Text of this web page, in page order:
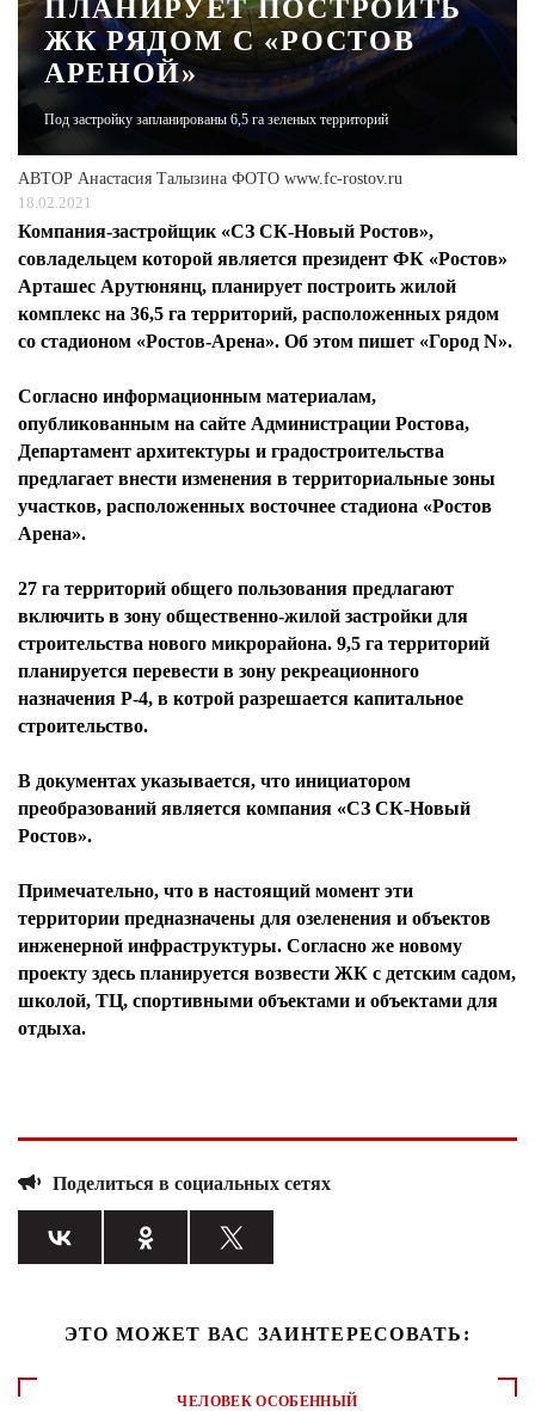
ЖУРНАЛ
ПЛАНИРУЕТ ПОСТРОИТЬ
ЖК РЯДОМ С «РОСТОВ
АРЕНОЙ»
Под застройку запланированы 6,5 га зеленых территорий
АВТОР Анастасия Талызина ФОТО www.fc-rostov.ru
18.02.2021
Компания-застройщик «СЗ СК-Новый Ростов»,
совладельцем которой является президент ФК «Ростов»
Арташес Арутюнянц, планирует построить жилой
комплекс на 36,5 га территорий, расположенных рядом
со стадионом «Ростов-Арена». Об этом пишет «Город N».
Согласно информационным материалам,
опубликованным на сайте Администрации Ростова,
Департамент архитектуры и градостроительства
предлагает внести изменения в территориальные зоны
участков, расположенных восточнее стадиона «Ростов
Арена».
27 га территорий общего пользования предлагают
включить в зону общественно-жилой застройки для
строительства нового микрорайона. 9,5 га территорий
планируется перевести в зону рекреационного
назначения Р-4, в котрой разрешается капитальное
строительство.
В документах указывается, что инициатором
преобразований является компания «СЗ СК-Новый
Ростов».
Примечательно, что в настоящий момент эти
территории предназначены для озеленения и объектов
инженерной инфраструктуры. Согласно же новому
проекту здесь планируется возвести ЖК с детским садом,
школой, ТЦ, спортивными объектами и объектами для
отдыха.
Поделиться в социальных сетях
ЭТО МОЖЕТ ВАС ЗАИНТЕРЕСОВАТЬ:
ЧЕЛОВЕК ОСОБЕННЫЙ